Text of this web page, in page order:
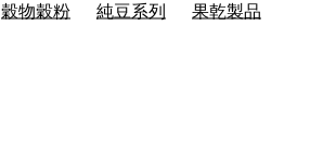
穀物穀粉 純豆系列 果乾製品